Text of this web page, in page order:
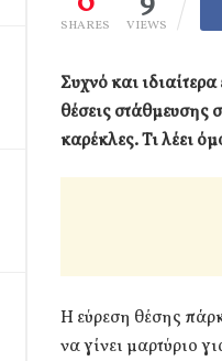
SHARES VIEWS
Συχνό και
θέσεις στάθμευσης
καρέκλες. Τι λέει
Η εύρεση θέσης
να γίνει μαρτύριο